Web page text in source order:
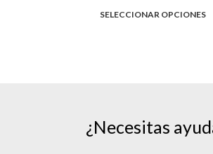
SELECCIONAR OPCIONES
¿Necesitas